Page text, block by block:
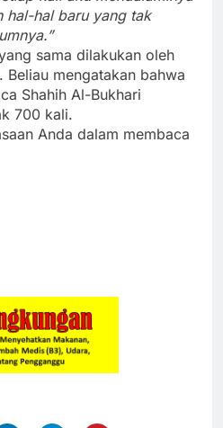
hal-hal baru yang tak
sama dilakukan oleh
mengatakan bahwa
Shahih Al-Bukhari
700 kali.
Anda dalam membaca